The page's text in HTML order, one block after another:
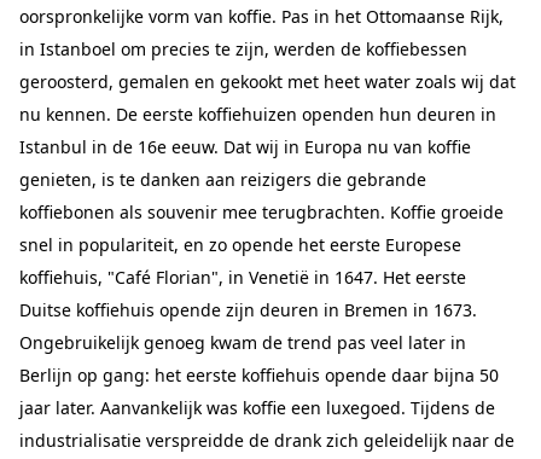
oorspronkelijke vorm van koffie. Pas in het Ottomaanse Rijk,
in Istanboel om precies te zijn, werden de koffiebessen
geroosterd, gemalen en gekookt met heet water zoals wij dat
nu kennen. De eerste koffiehuizen openden hun deuren in
Istanbul in de 16e eeuw. Dat wij in Europa nu van koffie
genieten, is te danken aan reizigers die gebrande
koffiebonen als souvenir mee terugbrachten. Koffie groeide
snel in populariteit, en zo opende het eerste Europese
koffiehuis, "Café Florian", in Venetië in 1647. Het eerste
Duitse koffiehuis opende zijn deuren in Bremen in 1673.
Ongebruikelijk genoeg kwam de trend pas veel later in
Berlijn op gang: het eerste koffiehuis opende daar bijna 50
jaar later. Aanvankelijk was koffie een luxegoed. Tijdens de
industrialisatie verspreidde de drank zich geleidelijk naar de